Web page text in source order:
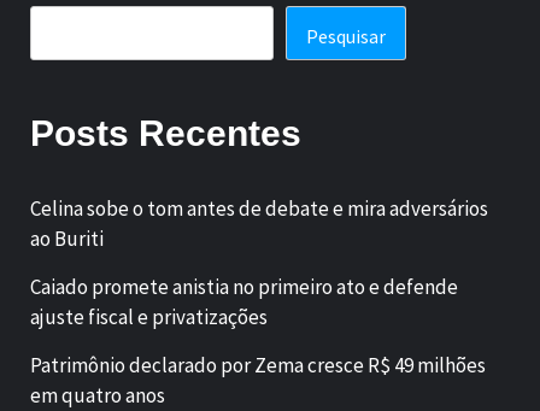
Pesquisar
Posts Recentes
Celina sobe o tom antes de debate e mira adversários
ao Buriti
Caiado promete anistia no primeiro ato e defende
ajuste fiscal e privatizações
Patrimônio declarado por Zema cresce R$ 49 milhões
em quatro anos